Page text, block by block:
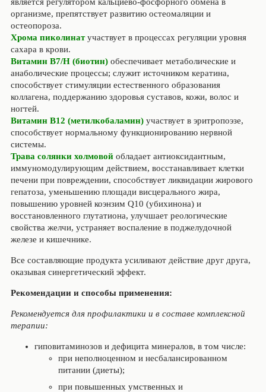
организме, препятствует развитию остеомаляции и
остеопороза.
Хрома пиколинатучаствует в процессах регуляции уровня
сахара в крови.
Витамин В7/Н (биотин)обеспечивает метаболические и
анаболические процессы; служит источником кератина,
способствует стимуляции естественного образования
коллагена, поддержанию здоровья суставов, кожи, волос и
ногтей.
Витамин В12 (метилкобаламин)участвует в эритропоэзе,
способствует нормальному функционированию нервной
системы.
Трава солянки холмовойобладает антиоксидантным,
иммуномодулирующим действием, восстанавливает клетки
печени при повреждении, способствует ликвидации жирового
гепатоза, уменьшению площади висцерального жира,
повышению уровней коэнзим Q10 (убихинона) и
восстановленного глутатиона, улучшает реологические
свойства желчи, устраняет воспаление в поджелудочной
железе и кишечнике.
Все составляющие продукта усиливают действие друг друга,
оказывая синергетический эффект.
Рекомендации и способы применения:
Рекомендуется для профилактики и в составе комплексной
терапии:
гиповитаминозов и дефицита минералов, в том числе:
при неполноценном и несбалансированном
питании (диеты);
при повышенных умственных и